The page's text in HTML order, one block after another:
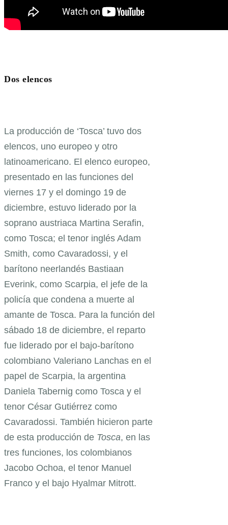
Dos elencos
La producción de ‘Tosca’ tuvo dos
elencos, uno europeo y otro
latinoamericano. El elenco europeo,
presentado en las funciones del
viernes 17 y el domingo 19 de
diciembre, estuvo liderado por la
soprano austriaca Martina Serafin,
como Tosca; el tenor inglés Adam
Smith, como Cavaradossi, y el
barítono neerlandés Bastiaan
Everink, como Scarpia, el jefe de la
policía que condena a muerte al
amante de Tosca. Para la función del
sábado 18 de diciembre, el reparto
fue liderado por el bajo-barítono
colombiano Valeriano Lanchas en el
papel de Scarpia, la argentina
Daniela Tabernig como Tosca y el
tenor César Gutiérrez como
Cavaradossi. También hicieron parte
de esta producción de Tosca, en las
tres funciones, los colombianos
Jacobo Ochoa, el tenor Manuel
Franco y el bajo Hyalmar Mitrott.